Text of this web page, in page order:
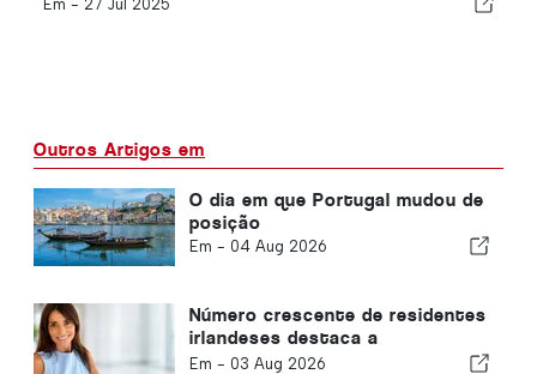
Em - 27 Jul 2025
Outros Artigos em
O dia em que Portugal mudou de
posição
Em - 04 Aug 2026
Número crescente de residentes
irlandeses destaca a
transformação do Algarve em
Em - 03 Aug 2026